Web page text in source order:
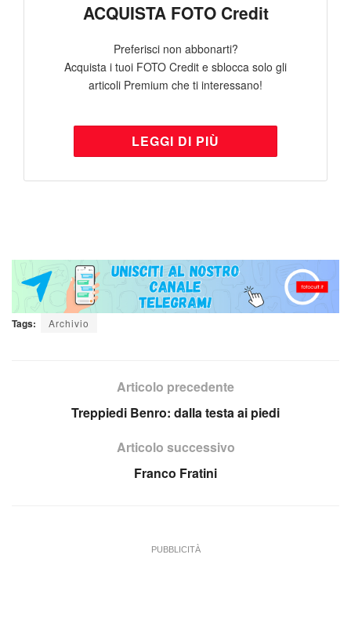
ACQUISTA FOTO Credit
Preferisci non abbonarti?
Acquista i tuoi FOTO Credit e sblocca solo gli
articoli Premium che ti interessano!
LEGGI DI PIÙ
Tags: Archivio
Articolo precedente
Treppiedi Benro: dalla testa ai piedi
Articolo successivo
Franco Fratini
PUBBLICITÀ